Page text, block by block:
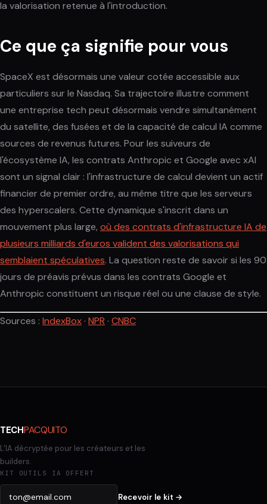
la valorisation retenue à l'introduction.
Ce que ça signifie pour vous
SpaceX est désormais une valeur cotée accessible aux
particuliers sur le Nasdaq. Sa trajectoire illustre comment
une entreprise tech peut désormais vendre simultanément
du satellite, des fusées et de la capacité de calcul IA comme
sources de revenus futures. Pour les suiveurs de
l'écosystème IA, les contrats Anthropic et Google avec xAI
sont un signal clair : l'infrastructure de calcul devient un actif
financier de premier ordre, au même titre que les serveurs
des hyperscalers. Cette dynamique s'inscrit dans un
mouvement plus large, où des contrats d'infrastructure IA de
plusieurs milliards d'euros valident des valorisations qui
semblaient spéculatives. La question reste de savoir si les 90
jours de préavis prévus dans les contrats Google et
Anthropic constituent un risque réel ou une clause de style.
Sources : IndexBox · NPR · CNBC
TECHPACQUITO
L'IA décryptée pour les créateurs et les
builders.
KIT OUTILS IA OFFERT
Recevoir le kit →